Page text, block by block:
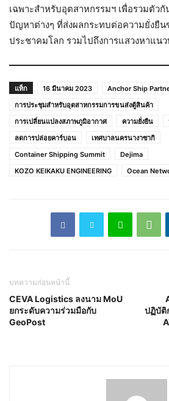
เฉพาะสำหรับอุตสาหกรรมฯ เพื่อรวมตัว
ปัญหาต่างๆ ที่ส่งผลกระทบต่อความยั่งยืน
ประชาคมโลก รวมไปถึงการแสวงหาแน
แท็ก 16 มีนาคม 2023
Anchor Ship
การประชุมสำหรับอุตสาหกรรมการขนส่งตู้สินค้า
การเปลี่ยนแปลงสภาพภูมิอากาศ
ความยั่งยืน
ลดการปล่อยคาร์บอน
เทศบาลนครนางาซากิ
Container Shipping Summit
Dejima
KOZO KEIKAKU ENGINEERING
Ocean
บทความก่อนหน้านี้
CEVA Logistics ลงนาม MoU
ยกระดับความร่วมมือกับ
GeoPost
ปฏิบัติ